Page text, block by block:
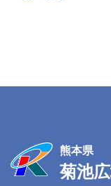
熊本県
菊池